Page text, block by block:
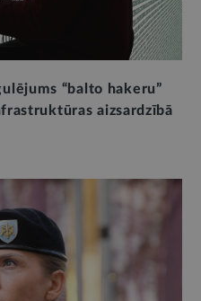
“balto hakeru”
aizsardzībā